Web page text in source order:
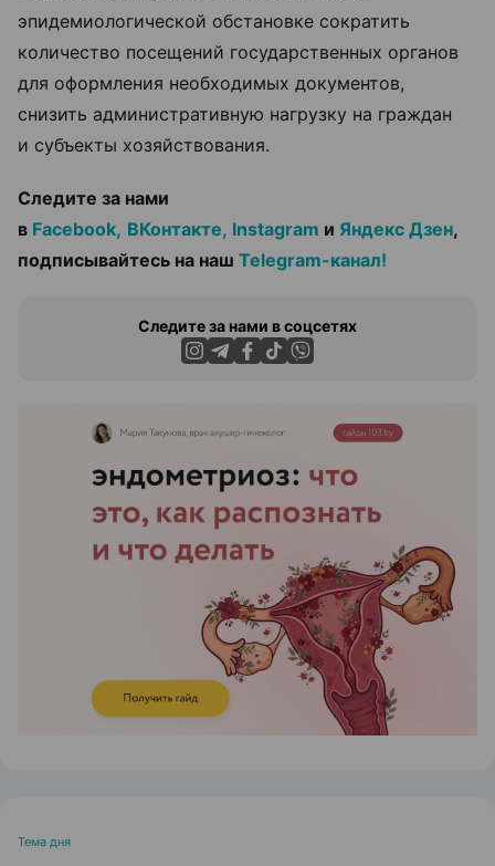
эпидемиологической обстановке сократить
количество посещений государственных органов
для оформления необходимых документов,
снизить административную нагрузку на граждан
и субъекты хозяйствования.
Следите за нами
в Facebook, ВКонтакте, Instagram и Яндекс Дзен,
подписывайтесь на наш Telegram-канал!
Следите за нами в соцсетях
ЭФФЕКТИВНАЯ РЕКЛАМА НА САЙТЕ
Тема дня